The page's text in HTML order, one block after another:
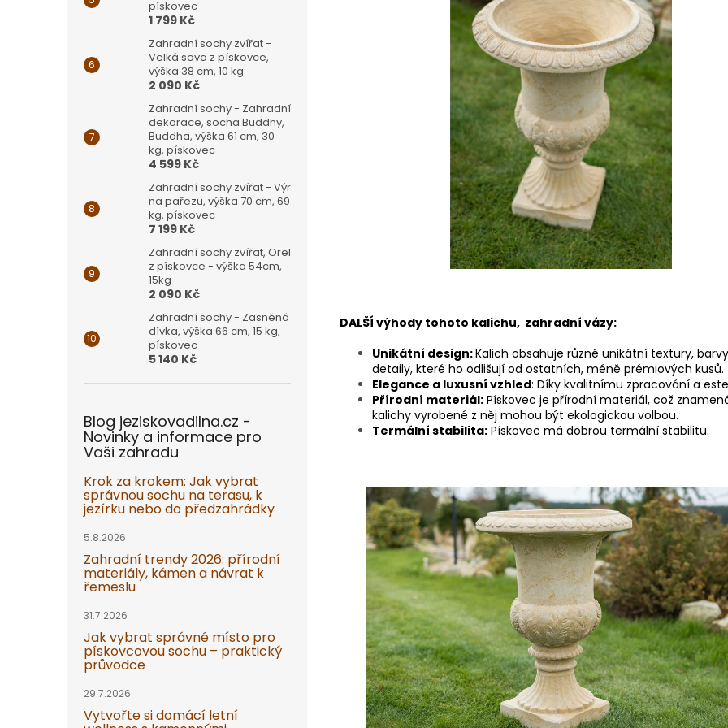
pískovec
1 799 Kč
Zahradní sochy zvířat -
Velká sova z pískovce,
výška 38 cm, 10 kg
2 090 Kč
Zahradní sochy - Zahradní
dekorace, socha Buddhy,
Buddha, výška 61 cm, 30
kg, pískovec
4 599 Kč
Zahradní sochy zvířat - Výr
na pařezu, výška 70 cm, 69
kg, pískovec
7 199 Kč
Zahradní sochy zvířat, Orel
z pískovce - výška 54cm,
15kg
2 090 Kč
Zahradní sochy - Zasněná
dívka, výška 66 cm, 15 kg,
pískovec
5 140 Kč
Blog jeziskovadilna.cz -
Novinky a informace pro
Vaši zahradu
Krok za krokem: Jak vybrat
správnou sochu na terasu, k
jezírku nebo do předzahrádky
5.8.2026
Zahradní trendy 2026: přírodní
materiály, kámen a návrat k
řemeslu
31.7.2026
Jak vybrat správné místo pro
pískovcovou sochu – praktický
průvodce
29.7.2026
Vytvořte si domácí letní
DALŠÍ výhody tohoto kalichu, zahradní vázy:
Unikátní design:Kalich obsahuje různé unikátní textury,
detaily, které ho odlišují od ostatních, méně prémiových kusů.
Elegance a luxusní vzhled: Díky kvalitnímu zpracování a
Přírodní materiál: Pískovec je přírodní materiál, což
kalichy vyrobené z něj mohou být ekologickou volbou.
Termální stabilita: Pískovec má dobrou termální stabilitu.